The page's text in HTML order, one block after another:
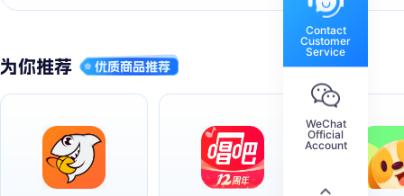
Contact
Customer
Service
WeChat
Official
Account